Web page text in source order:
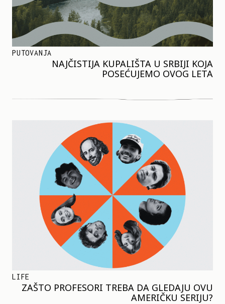
PUTOVANJA
NAJČISTIJA KUPALIŠTA U SRBIJI KOJA
POSEĆUJEMO OVOG LETA
LIFE
ZAŠTO PROFESORI TREBA DA GLEDAJU OVU
AMERIČKU SERIJU?